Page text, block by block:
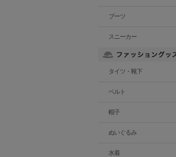
ブーツ
スニーカー
タイツ・靴下
ベルト
帽子
ぬいぐるみ
水着